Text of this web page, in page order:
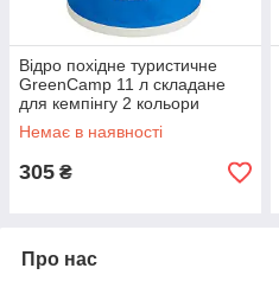
Відро похідне туристичне
GreenCamp 11 л складане
для кемпінгу 2 кольори
Немає в наявності
305 ₴
Про нас